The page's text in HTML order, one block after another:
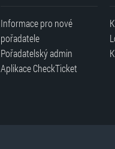
Informace pro nové
pořadatele
Pořadatelský admin
Aplikace CheckTicket